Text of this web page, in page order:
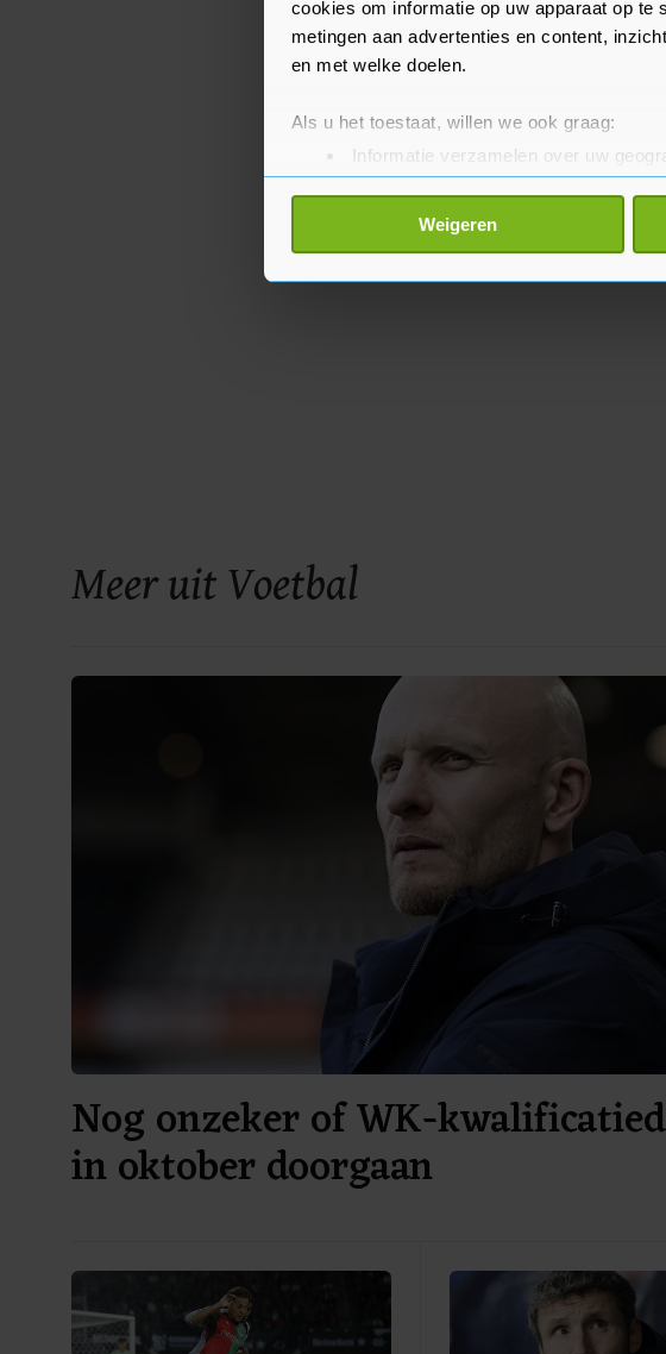
cookies om informatie op uw apparaat op te
metingen aan advertenties en content,
en met welke doelen.
Als u het toestaat, willen we ook graag:
Informatie verzamelen over uw
Uw apparaat identificeren door het
Lees meer over hoe uw persoonlijke
toestemming op elk moment wijzigen of
Weigeren
Meer uit Voetbal
Nog onzeker of WK-
in oktober doorgaan